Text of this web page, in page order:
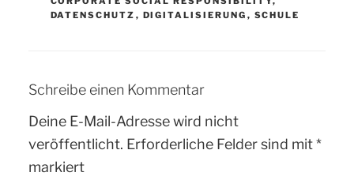
DATENSCHUTZ , DIGITALISIERUNG , SCHULE
Schreibe einen Kommentar
Deine E-Mail-Adresse wird nicht
veröffentlicht. Erforderliche Felder sind mit*
markiert